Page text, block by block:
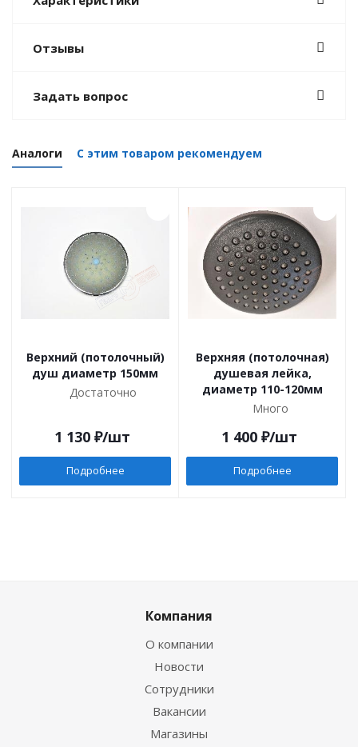
Отзывы
Задать вопрос
Аналоги С этим товаром рекомендуем
Верхний (потолочный)
душ диаметр 150мм
Достаточно
1 130 ₽/шт
Подробнее
Верхняя (потолочная)
душевая лейка,
диаметр 110-120мм
Много
1 400 ₽/шт
Подробнее
Компания
О компании
Новости
Сотрудники
Вакансии
Магазины